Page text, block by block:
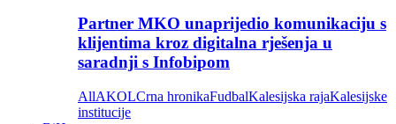
Partner MKO unaprijedio komunikaciju s
klijentima kroz digitalna rješenja u
saradnji s Infobipom
AllAKOLCrna hronikaFudbalKalesijska rajaKalesijske
institucije